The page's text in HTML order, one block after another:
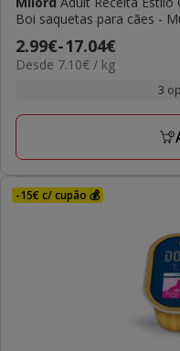
Boi saquetas para cães -
Preço
de
a
2.99€-17.04€
7.10€
Desde 7.10€ / kg
3
-15€ c/ cupão 💰